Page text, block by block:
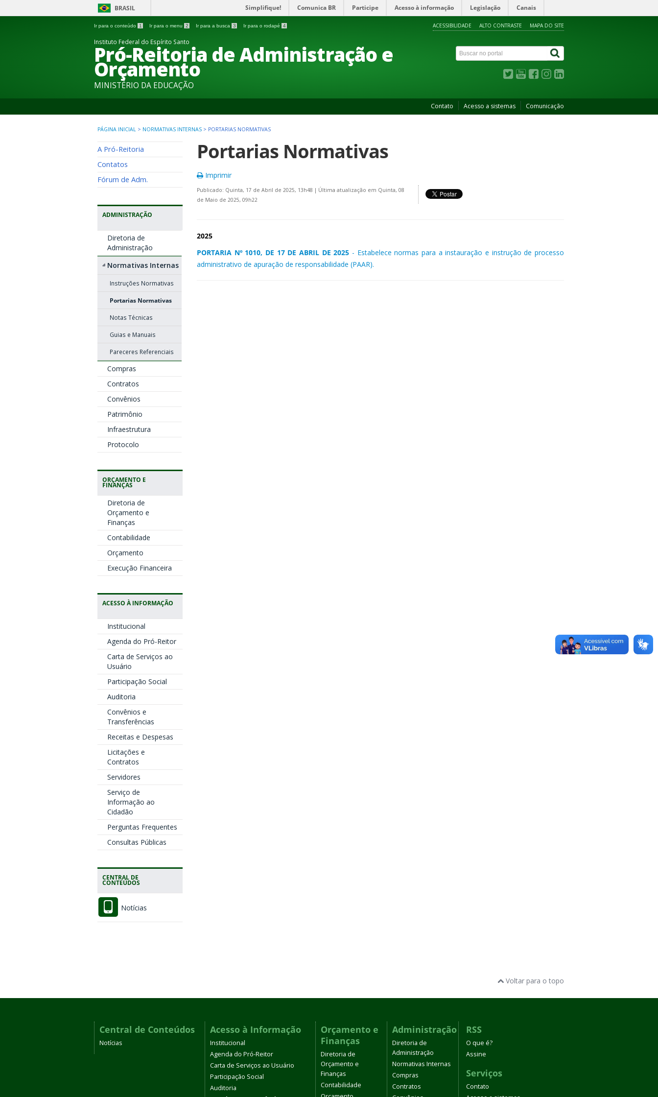
BRASIL Simplifique! Comunica BR Participe Acesso à informação Legislação Canais
Ir para o conteúdo 1 Ir para o menu 2 Ir para a busca 3 Ir para o rodapé 4 ACESSIBILIDADE ALTO CONTRASTE MAPA DO SITE
Instituto Federal do Espírito Santo
Pró-Reitoria de Administração e
Orçamento
MINISTÉRIO DA EDUCAÇÃO
Contato Acesso a sistemas Comunicação
PÁGINA INICIAL > NORMATIVAS INTERNAS > PORTARIAS NORMATIVAS
A Pró-Reitoria
Contatos
Fórum de Adm.
ADMINISTRAÇÃO
Diretoria de
Administração
Normativas Internas
Instruções Normativas
Portarias Normativas
Notas Técnicas
Guias e Manuais
Pareceres Referenciais
Compras
Contratos
Convênios
Patrimônio
Infraestrutura
Protocolo
ORÇAMENTO E
FINANÇAS
Diretoria de
Orçamento e
Finanças
Contabilidade
Orçamento
Execução Financeira
ACESSO À INFORMAÇÃO
Institucional
Agenda do Pró-Reitor
Carta de Serviços ao
Usuário
Participação Social
Auditoria
Convênios e
Transferências
Receitas e Despesas
Licitações e
Contratos
Servidores
Serviço de
Informação ao
Cidadão
Perguntas Frequentes
Consultas Públicas
CENTRAL DE
CONTEÚDOS
Notícias
Portarias Normativas
Imprimir
Publicado: Quinta, 17 de Abril de 2025, 13h48 | Última atualização em Quinta, 08
de Maio de 2025, 09h22
2025
PORTARIA Nº 1010, DE 17 DE ABRIL DE 2025 - Estabelece normas para a instauração e instrução de processo
administrativo de apuração de responsabilidade (PAAR).
Voltar para o topo
Central de Conteúdos
Notícias
Acesso à Informação
Institucional
Agenda do Pró-Reitor
Carta de Serviços ao Usuário
Participação Social
Auditoria
Orçamento e
Finanças
Diretoria de
Orçamento e
Finanças
Contabilidade
Administração
Diretoria de
Administração
Normativas Internas
Compras
Contratos
RSS
O que é?
Assine
Serviços
Contato